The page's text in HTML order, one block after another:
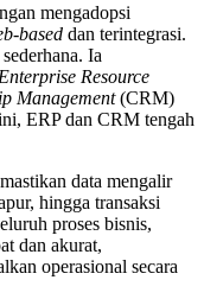
mengadopsi
based dan terintegrasi.
Ia
Enterprise Resource
Management(CRM)
ERP dan CRM tengah
data mengalir
hingga transaksi
proses bisnis,
dan akurat,
operasional secara